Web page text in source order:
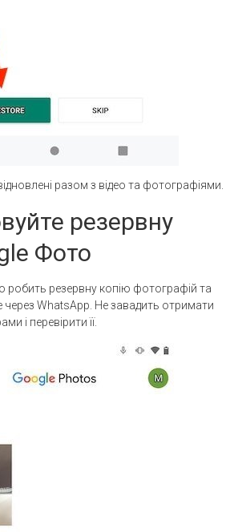
разом з відео та фотографіями.
резервну
Фото
резервну копію фотографій та
через WhatsApp. Не завадить отримати
і перевірити її.